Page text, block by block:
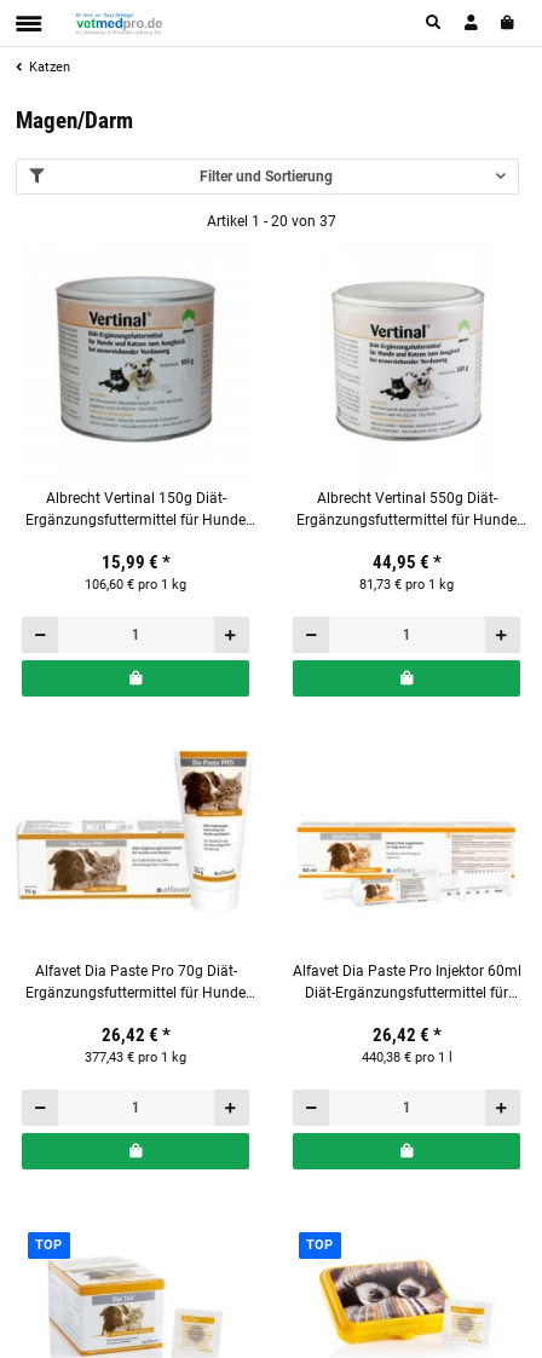
Katzen
Magen/Darm
Filter und Sortierung
Artikel 1 - 20 von 37
Albrecht Vertinal 150g Diät-
Ergänzungsfuttermittel für Hunde
15,99 € *
106,60 € pro 1 kg
Albrecht Vertinal 550g Diät-
Ergänzungsfuttermittel für Hunde
44,95 € *
81,73 € pro 1 kg
Alfavet Dia Paste Pro 70g Diät-
Ergänzungsfuttermittel für Hunde
26,42 € *
377,43 € pro 1 kg
Alfavet Dia Paste Pro Injektor 60ml
Diät-Ergänzungsfuttermittel für
26,42 € *
440,38 € pro 1 l
TOP TOP